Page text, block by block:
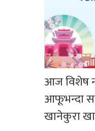
आज विशेष
आफूभन्दा
खानेकुरा